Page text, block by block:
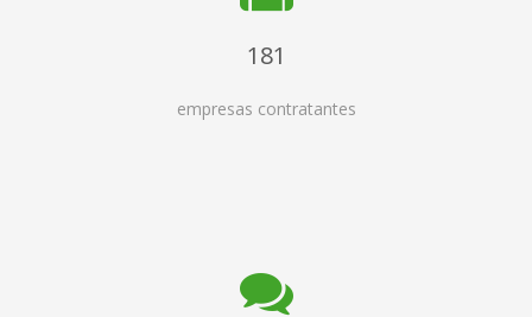
181
empresas contratantes